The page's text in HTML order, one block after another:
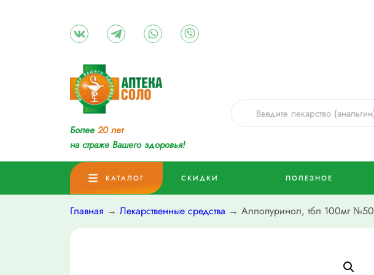
Более 20 лет
на страже Вашего здоровья!
КАТАЛОГ СКИДКИ ПОЛЕЗНОЕ
Главная → Лекарственные средства → Аллопуринол, тбл 100мг №50